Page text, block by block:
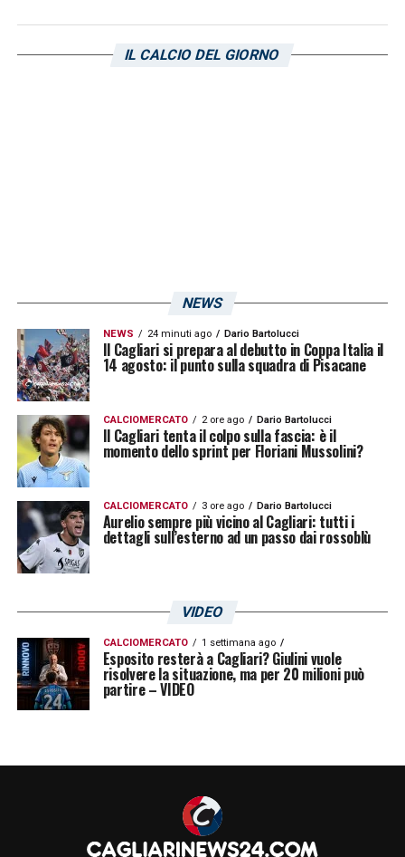
IL CALCIO DEL GIORNO
NEWS
NEWS 24 minuti ago Dario Bartolucci
Il Cagliari si prepara al debutto in Coppa Italia il
14 agosto: il punto sulla squadra di Pisacane
CALCIOMERCATO 2 ore ago Dario Bartolucci
Il Cagliari tenta il colpo sulla fascia: è il
momento dello sprint per Floriani Mussolini?
CALCIOMERCATO 3 ore ago Dario Bartolucci
Aurelio sempre più vicino al Cagliari: tutti i
dettagli sull’esterno ad un passo dai rossoblù
VIDEO
CALCIOMERCATO 1 settimana ago
Esposito resterà a Cagliari? Giulini vuole
risolvere la situazione, ma per 20 milioni può
partire – VIDEO